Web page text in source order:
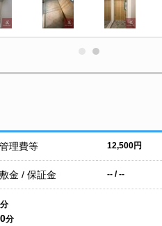
管理費等 12,500円
敷金 / 保証金 -- / --
分
分